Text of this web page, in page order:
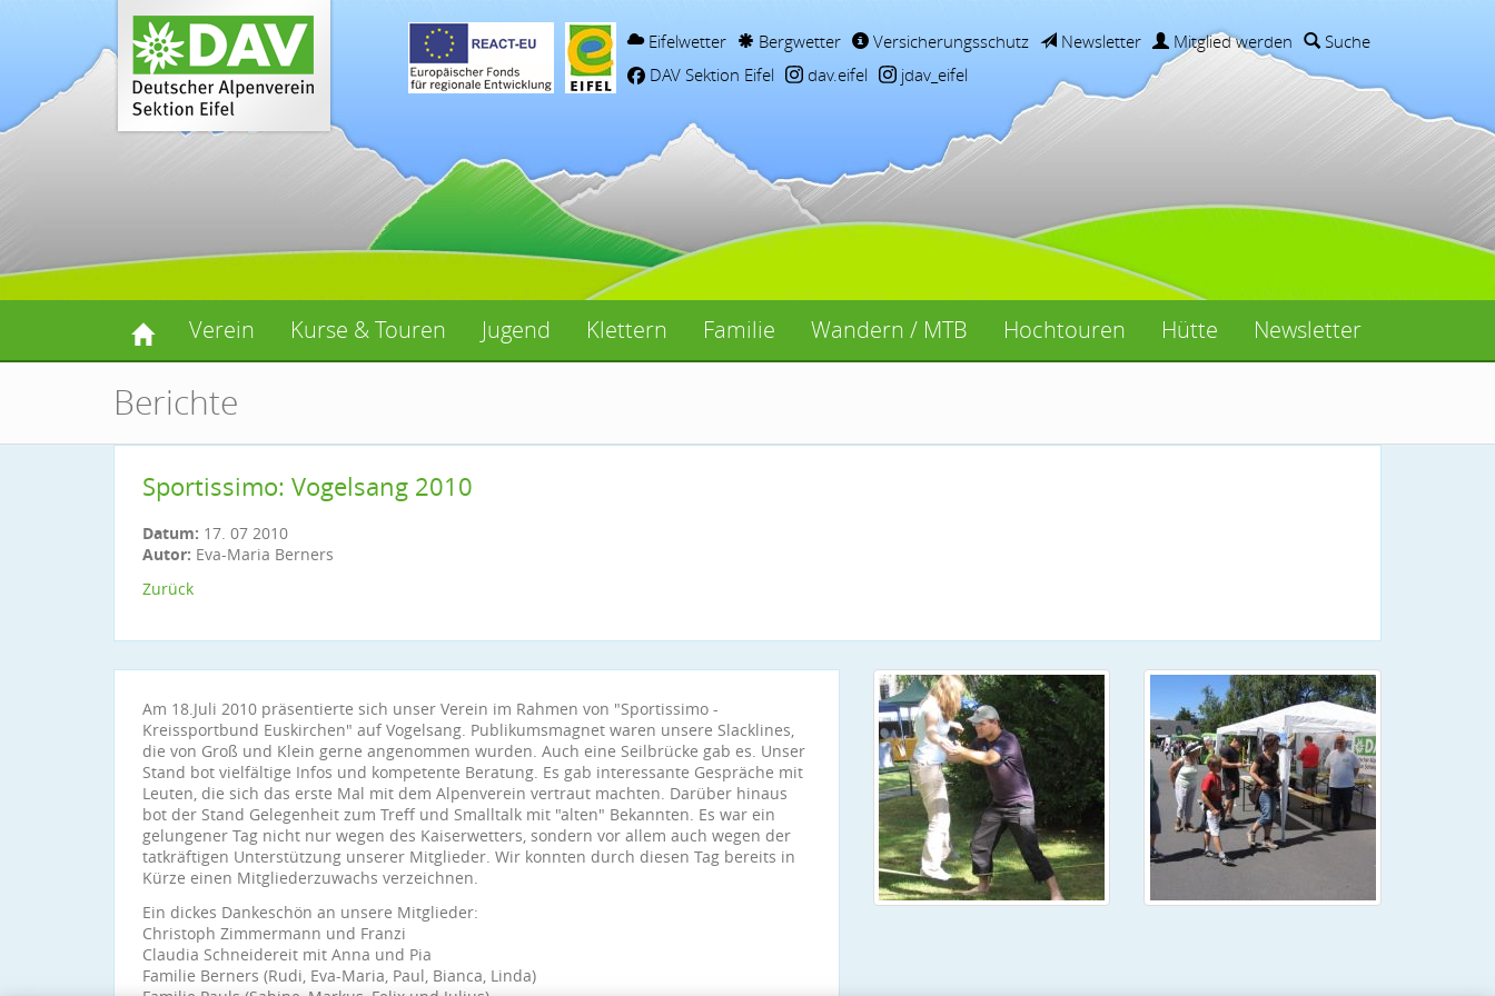
Eifelwetter Bergwetter Versicherungsschutz Newsletter Mitglied werden
Suche
DAV Sektion Eifel
dav.eifel jdav_eifel
Verein Kurse & Touren Jugend Klettern Familie Wandern / MTB Hochtouren Hütte Newsletter
Berichte
Sportissimo: Vogelsang 2010
Datum: 17. 07 2010
Autor: Eva-Maria Berners
Zurück
Am 18.Juli 2010 präsentierte sich unser Verein im Rahmen von "Sportissimo -
Kreissportbund Euskirchen" auf Vogelsang. Publikumsmagnet waren unsere Slacklines,
die von Groß und Klein gerne angenommen wurden. Auch eine Seilbrücke gab es. Unser
Stand bot vielfältige Infos und kompetente Beratung. Es gab interessante Gespräche mit
Leuten, die sich das erste Mal mit dem Alpenverein vertraut machten. Darüber hinaus
bot der Stand Gelegenheit zum Treff und Smalltalk mit "alten" Bekannten. Es war ein
gelungener Tag nicht nur wegen des Kaiserwetters, sondern vor allem auch wegen der
tatkräftigen Unterstützung unserer Mitglieder. Wir konnten durch diesen Tag bereits in
Kürze einen Mitgliederzuwachs verzeichnen.
Ein dickes Dankeschön an unsere Mitglieder:
Christoph Zimmermann und Franzi
Claudia Schneidereit mit Anna und Pia
Familie Berners (Rudi, Eva-Maria, Paul, Bianca, Linda)